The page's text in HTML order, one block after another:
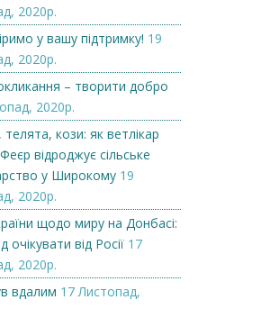
2020р.
у вашу підтримку! 19
2020р.
– творити добро
2020р.
кози: як ветлікар
відроджує сільське
у Широкому 19
2020р.
щодо миру на Донбасі:
очікувати від Росії 17
2020р.
вдалим 17 Листопад,